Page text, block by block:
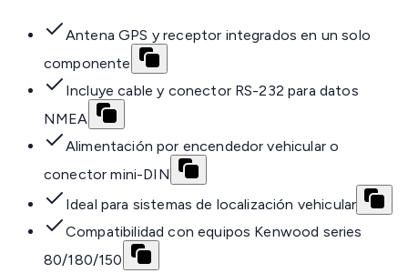
Antena GPS y receptor integrados en un solo
componente
Incluye cable y conector RS-232 para datos
NMEA
Alimentación por encendedor vehicular o
conector mini-DIN
Ideal para sistemas de localización vehicular
Compatibilidad con equipos Kenwood series
80/180/150